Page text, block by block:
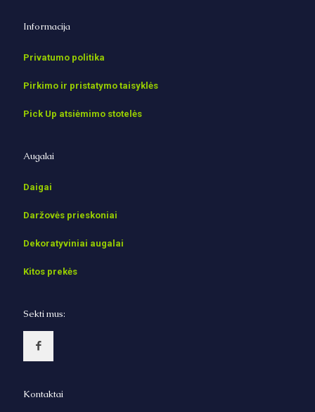
Informacija
Privatumo politika
Pirkimo ir pristatymo taisyklės
Pick Up atsiėmimo stotelės
Augalai
Daigai
Daržovės prieskoniai
Dekoratyviniai augalai
Kitos prekės
Sekti mus:
Kontaktai